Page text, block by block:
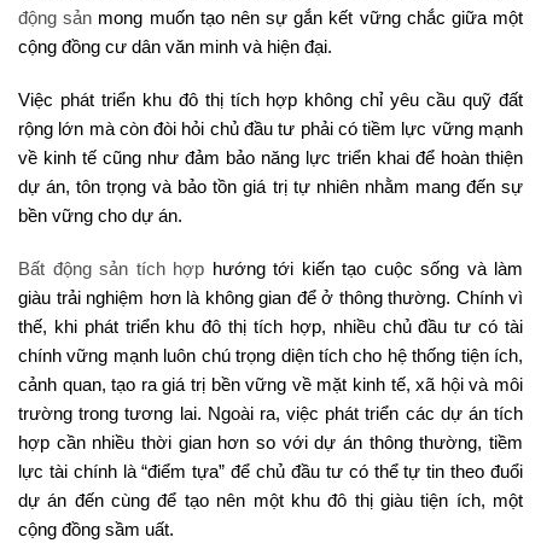
động sản mong muốn tạo nên sự gắn kết vững chắc giữa một
cộng đồng cư dân văn minh và hiện đại.
Việc phát triển khu đô thị tích hợp không chỉ yêu cầu quỹ đất
rộng lớn mà còn đòi hỏi chủ đầu tư phải có tiềm lực vững mạnh
về kinh tế cũng như đảm bảo năng lực triển khai để hoàn thiện
dự án, tôn trọng và bảo tồn giá trị tự nhiên nhằm mang đến sự
bền vững cho dự án.
Bất động sản tích hợp hướng tới kiến tạo cuộc sống và làm
giàu trải nghiệm hơn là không gian để ở thông thường. Chính vì
thế, khi phát triển khu đô thị tích hợp, nhiều chủ đầu tư có tài
chính vững mạnh luôn chú trọng diện tích cho hệ thống tiện ích,
cảnh quan, tạo ra giá trị bền vững về mặt kinh tế, xã hội và môi
trường trong tương lai. Ngoài ra, việc phát triển các dự án tích
hợp cần nhiều thời gian hơn so với dự án thông thường, tiềm
lực tài chính là “điểm tựa” để chủ đầu tư có thể tự tin theo đuổi
dự án đến cùng để tạo nên một khu đô thị giàu tiện ích, một
cộng đồng sầm uất.